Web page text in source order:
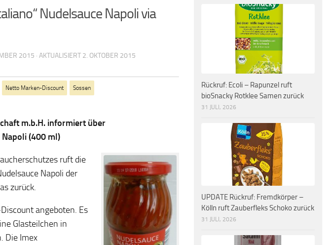
Nudelsauce Napoli via
2015 · AKTUALISIERT 2. OKTOBER 2015
Netto Marken-Discount Sossen
m.b.H. informiert über
(400 ml)
ruft die
Napoli der
zurück.
angeboten. Es
Glasteilchen in
Die Imex
Rückruf: Ecoli – Rapunzel ruft
bioSnacky Rotklee Samen zurück
31 JULI, 2026
UPDATE Rückruf: Fremdkörper –
Kölln ruft Zauberfleks Schoko zurück
31 JULI, 2026